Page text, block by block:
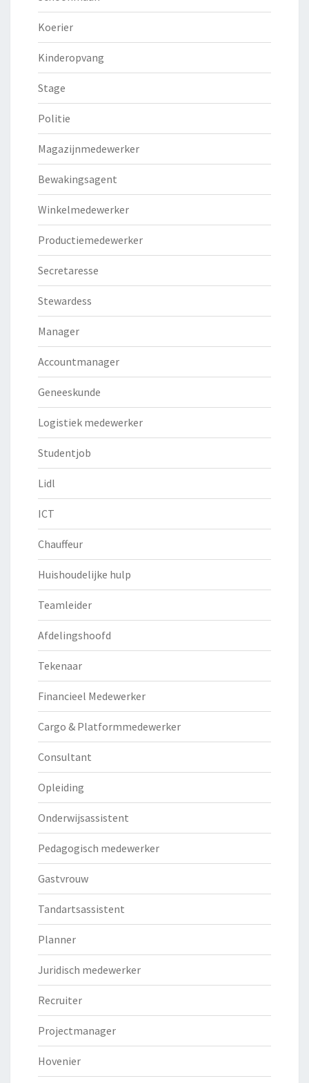
Koerier
Kinderopvang
Stage
Politie
Magazijnmedewerker
Bewakingsagent
Winkelmedewerker
Productiemedewerker
Secretaresse
Stewardess
Manager
Accountmanager
Geneeskunde
Logistiek medewerker
Studentjob
Lidl
ICT
Chauffeur
Huishoudelijke hulp
Teamleider
Afdelingshoofd
Tekenaar
Financieel Medewerker
Cargo & Platformmedewerker
Consultant
Opleiding
Onderwijsassistent
Pedagogisch medewerker
Gastvrouw
Tandartsassistent
Planner
Juridisch medewerker
Recruiter
Projectmanager
Hovenier